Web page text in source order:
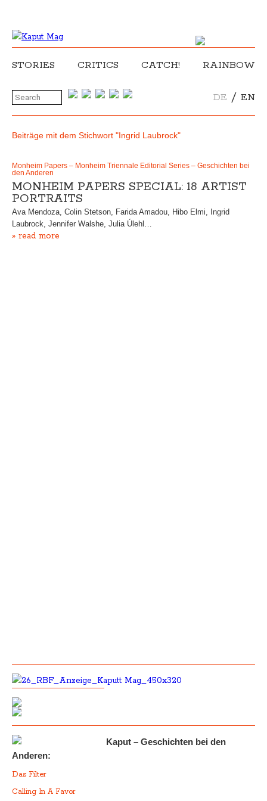
STORIES CRITICS CATCH! RAINBOW
DE / EN
Beiträge mit dem Stichwort "Ingrid Laubrock"
Monheim Papers – Monheim Triennale Editorial Series – Geschichten bei
den Anderen
MONHEIM PAPERS SPECIAL: 18 ARTIST
PORTRAITS
Ava Mendoza, Colin Stetson, Farida Amadou, Hibo Elmi, Ingrid
Laubrock, Jennifer Walshe, Julia Úlehl…
» read more
Kaput – Geschichten bei den
Anderen:
Das Filter
Calling In A Favor